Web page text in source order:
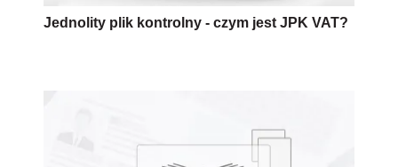
Jednolity plik kontrolny - czym jest JPK VAT?